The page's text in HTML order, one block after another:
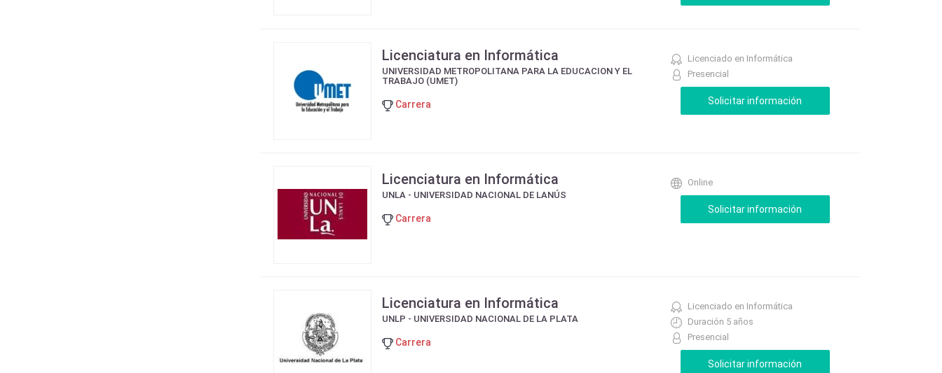
Licenciatura en Informática
UNIVERSIDAD METROPOLITANA PARA LA EDUCACION Y EL
TRABAJO (UMET)
Carrera
Licenciado en Informática
Presencial
Licenciatura en Informática
UNLA - UNIVERSIDAD NACIONAL DE LANÚS
Carrera
Online
Licenciatura en Informática
UNLP - UNIVERSIDAD NACIONAL DE LA PLATA
Carrera
Licenciado en Informática
Duración 5 años
Presencial